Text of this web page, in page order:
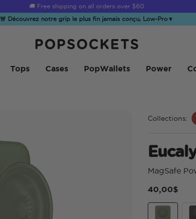
Summer Sendoff Sale is on 🚨 Up to 60% off
🚨 Découvrez notre grip le plus fin jamais conçu, Low-Pro ▼
Tops Cases PopWallets Power
Collections:
MagSafe
40,00$